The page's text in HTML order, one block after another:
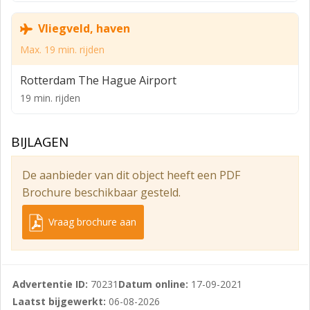
parkeergelegenheid aanwezig.
Opleveringsniveau
- Airconditioning met verwarming
- Alarminstallatie
- Camerabeveiliging
- Glasvezel
- Glazen pui
- Systeemplafond met inbouwverlichting
- Pantry
Vliegveld, haven
Max. 19 min. rijden
Rotterdam The Hague Airport
19 min. rijden
BIJLAGEN
De aanbieder van dit object heeft een PDF
Brochure beschikbaar gesteld.
Vraag brochure aan
Advertentie ID: 70231 Datum online: 17-09-2021
Laatst bijgewerkt: 06-08-2026